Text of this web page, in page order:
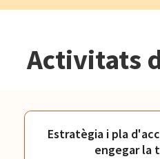
Activitats
Estratègia i pla
engegar la